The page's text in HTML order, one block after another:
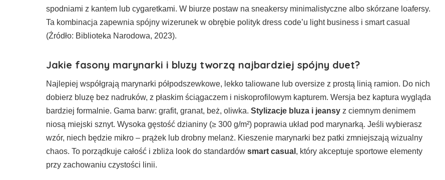
spodniami z kantem lub cygaretkami. W biurze postaw na sneakersy minimalistyczne albo skórzane loafersy.
Ta kombinacja zapewnia spójny wizerunek w obrębie polityk dress code’u light business i smart casual
(Źródło: Biblioteka Narodowa, 2023).
Jakie fasony marynarki i bluzy tworzą najbardziej spójny duet?
Najlepiej współgrają marynarki półpodszewkowe, lekko taliowane lub oversize z prostą linią ramion. Do nich
dobierz bluzę bez nadruków, z płaskim ściągaczem i niskoprofilowym kapturem. Wersja bez kaptura wygląda
bardziej formalnie. Gama barw: grafit, granat, beż, oliwka. Stylizacje bluza i jeansy z ciemnym denimem
niosą miejski sznyt. Wysoka gęstość dzianiny (≥ 300 g/m²) poprawia układ pod marynarką. Jeśli wybierasz
wzór, niech będzie mikro – prążek lub drobny melanż. Kieszenie marynarki bez patki zmniejszają wizualny
chaos. To porządkuje całość i zbliża look do standardów smart casual , który akceptuje sportowe elementy
przy zachowaniu czystości linii.